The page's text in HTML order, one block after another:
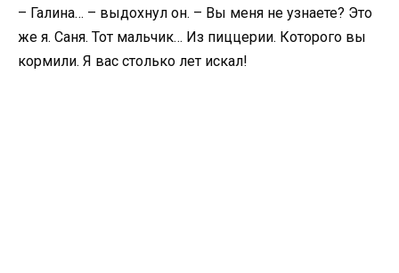
– Галина… – выдохнул он. – Вы меня не узнаете? Это
же я. Саня. Тот мальчик… Из пиццерии. Которого вы
кормили. Я вас столько лет искал!